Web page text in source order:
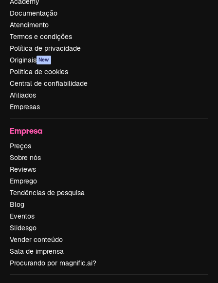
Documentação
Atendimento
Termos e condições
Política de privacidade
Originais New
Política de cookies
Central de confiabilidade
Afiliados
Empresas
Empresa
Preços
Sobre nós
Reviews
Emprego
Tendências de pesquisa
Blog
Eventos
Slidesgo
Vender conteúdo
Sala de imprensa
Procurando por magnific.ai?